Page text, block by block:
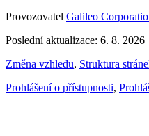
Provozovatel Galileo
Poslední aktualizace: 6. 8. 2026
Změna vzhledu, Struktura
Prohlášení o přístupnosti,